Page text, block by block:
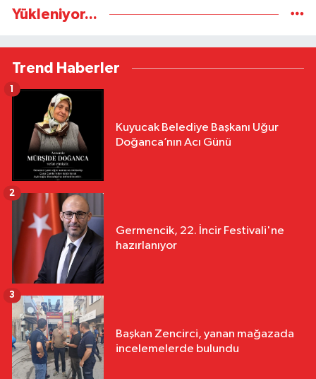
Yükleniyor...
Trend Haberler
Kuyucak Belediye Başkanı Uğur
Doğanca’nın Acı Günü
1
Germencik, 22. İncir Festivali'ne
hazırlanıyor
2
Başkan Zencirci, yanan mağazada
incelemelerde bulundu
3